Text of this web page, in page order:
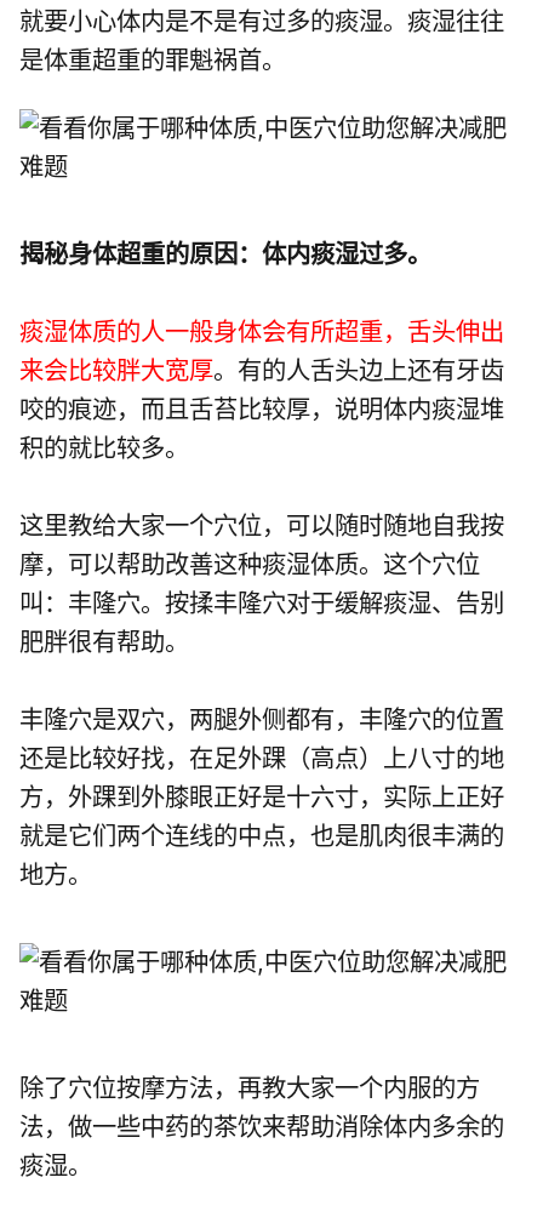
就要小心体内是不是有过多的痰湿。痰湿往往
是体重超重的罪魁祸首。
揭秘身体超重的原因：体内痰湿过多。
痰湿体质的人一般身体会有所超重，舌头伸出
来会比较胖大宽厚。有的人舌头边上还有牙齿
咬的痕迹，而且舌苔比较厚，说明体内痰湿堆
积的就比较多。
这里教给大家一个穴位，可以随时随地自我按
摩，可以帮助改善这种痰湿体质。这个穴位
叫： 丰隆穴。按揉丰隆穴对于缓解痰湿、告别
肥胖很有帮助。
丰隆穴是双穴，两腿外侧都有，丰隆穴的位置
还是比较好找，在足外踝（高点）上八寸的地
方，外踝到外膝眼正好是十六寸，实际上正好
就是它们两个连线的中点，也是肌肉很丰满的
地方。
除了穴位按摩方法，再教大家一个内服的方
法，做一些中药的茶饮来帮助消除体内多余的
痰湿。